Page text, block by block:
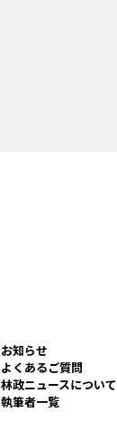
お知らせ
よくあるご質問
林政ニュースについて
執筆者一覧